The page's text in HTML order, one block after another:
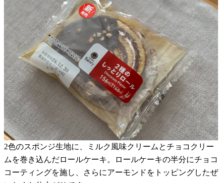
2色のスポンジ生地に、ミルク風味クリームとチョコクリー
ムを巻き込んだロールケーキ。ロールケーキの半分にチョコ
コーティングを施し、さらにアーモンドをトッピングしたぜ